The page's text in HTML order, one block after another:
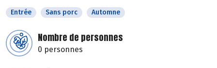
Entrée Sans porc Automne
Nombre de personnes
0 personnes